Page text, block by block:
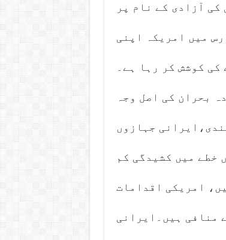
آزادی کے نام پر
میں امریکہ اپنی
کوشش کر رہا ہے۔
بحران کی اصل وجہ
جہازوں
خطے میں کشیدگی کم
امریکی اقدامات
منافی ہیں۔ایرانی